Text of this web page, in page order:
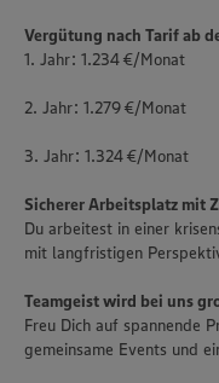
Vergütung nach Tarif ab
1. Jahr: 1.234 €/Monat
2. Jahr: 1.279 €/Monat
3. Jahr: 1.324 €/Monat
Sicherer Arbeitsplatz mit
Du arbeitest in einer
mit langfristigen
Teamgeist wird bei uns
Freu Dich auf spannende
gemeinsame Events und